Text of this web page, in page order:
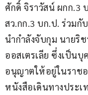
ศักดิ์ จิราวัสน์ ผกก.3
สว.กก.3 บก.ป. ร่วมกั
นำกำลังจับกุม นายริ
ออสเตรเลีย ซึ่งเป็น
อนุญาตให้อยู่ในราช
หนังสือเดินทางประเ